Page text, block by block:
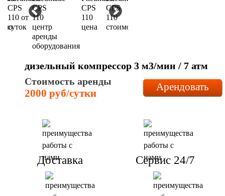
дизельный компрессор 3 м3/мин / 7 атм
Стоимость аренды
2000 руб/сутки
Арендовать
Доставка Сервис 24/7